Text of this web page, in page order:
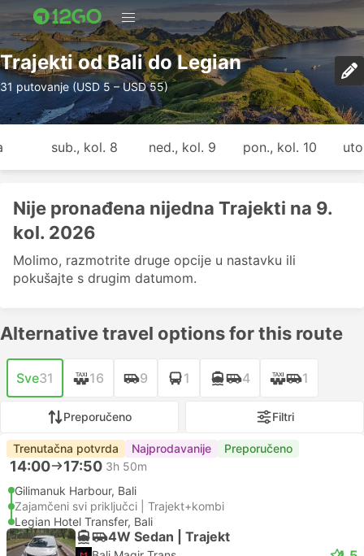
Trajekti od Bali do Legian
31 putovanje (USD 5 – USD 55)
sub., kol. 8 ned., kol. 9 pon., kol. 10
Nije pronađena nijedna Trajekti na 9.
kol. 2026
Molimo, razmotrite druge opcije u nastavku ili
pokušajte s drugim datumom.
Alternative travel options for this route
Sve31 16 9 1 4 1
Preporučeno Filtri
Trenutačna potvrda Najprodavanije Preporučeno
14:00 17:50 3h 50m
Gilimanuk Harbour, Bali
Zajamčeni svi priključci | Trajekt+kombi
Legian Hotel Transfer, Bali
4W Sedan | Trajekt